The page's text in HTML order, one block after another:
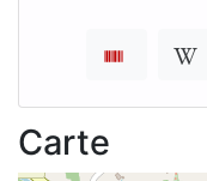
Carte